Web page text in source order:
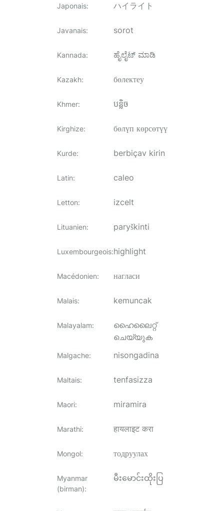
Japonais: ハイライト
Javanais: sorot
Kannada: ಹೈಲೈಟ್ ಮಾಡಿ
Kazakh: бөлектеу
Khmer: បន្លិច
Kirghize: бөлүп көрсөтүү
Kurde: berbiçav kirin
Latin: caleo
Letton: izcelt
Lituanien: paryškinti
Luxembourgeois:highlight
Macédonien: нагласи
Malais: kemuncak
Malayalam:
ഹൈലൈറ്റ്
ചെയ്യുക
Malgache: nisongadina
Maltais: tenfasizza
Maori: miramira
Marathi: हायलाइट करा
Mongol: тодруулах
Myanmar
(birman):
မီးမောင်းထိုးပြ